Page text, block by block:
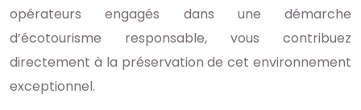
opérateurs engagés dans une démarche
d’écotourisme responsable, vous contribuez
directement à la préservation de cet environnement
exceptionnel.